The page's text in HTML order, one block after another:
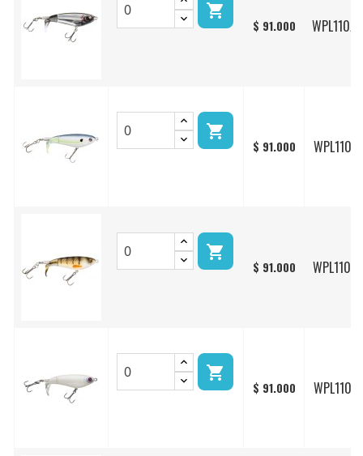

$ 91.000 WPL110/

$ 91.000 WPL110/

$ 91.000 WPL110/

$ 91.000 WPL110/